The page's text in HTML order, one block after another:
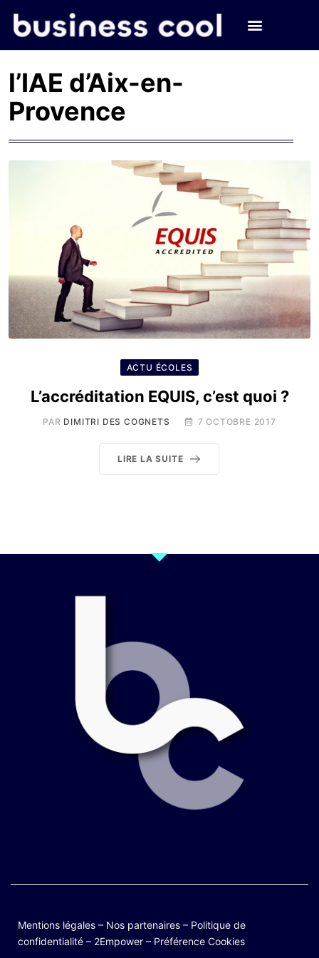
l’IAE d’Aix-en-
Provence
ACTU ÉCOLES
L’accréditation EQUIS, c’est quoi ?
PAR DIMITRI DES COGNETS 7 OCTOBRE 2017
LIRE LA SUITE
Mentions légales – Nos partenaires – Politique de
confidentialité – 2Empower – Préférence Cookies